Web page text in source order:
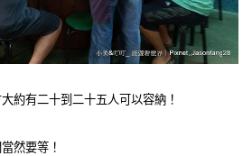
約有二十到二十五人可以容納！
然要等！